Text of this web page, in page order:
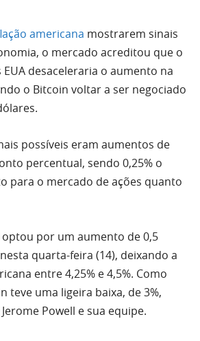
americana mostrarem sinais
o mercado acreditou que o
desaceleraria o aumento na
o Bitcoin voltar a ser negociado
possíveis eram aumentos de
percentual, sendo 0,25% o
para o mercado de ações quanto
por um aumento de 0,5
quarta-feira (14), deixando a
entre 4,25% e 4,5%. Como
teve uma ligeira baixa, de 3%,
Powell e sua equipe.